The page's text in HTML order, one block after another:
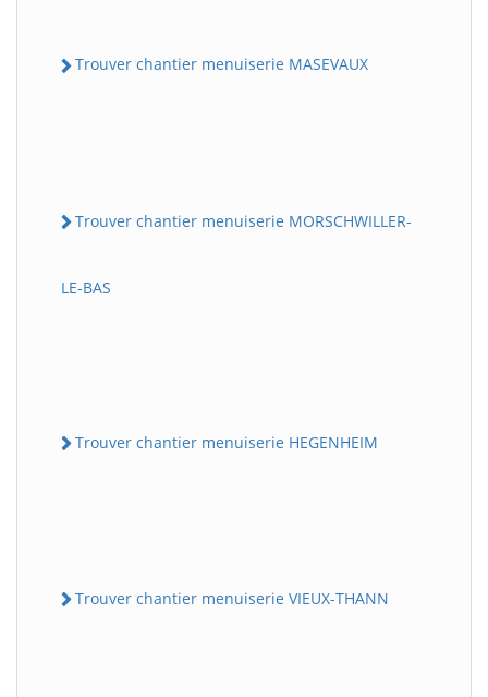
Trouver chantier menuiserie MASEVAUX
Trouver chantier menuiserie MORSCHWILLER-
LE-BAS
Trouver chantier menuiserie HEGENHEIM
Trouver chantier menuiserie VIEUX-THANN